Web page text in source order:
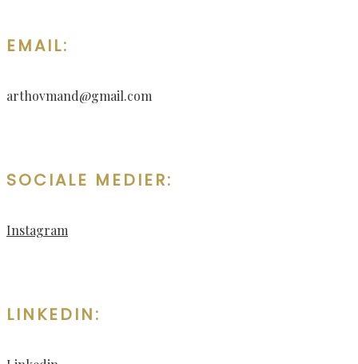
EMAIL:
arthovmand@gmail.com
SOCIALE MEDIER:
Instagram
LINKEDIN: